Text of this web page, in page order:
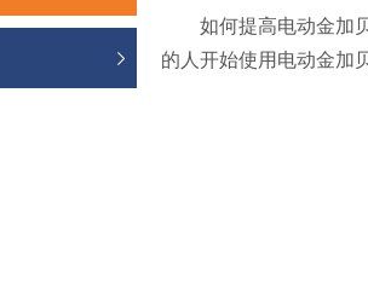
如何提高电动金加贝
的人开始使用电动金加